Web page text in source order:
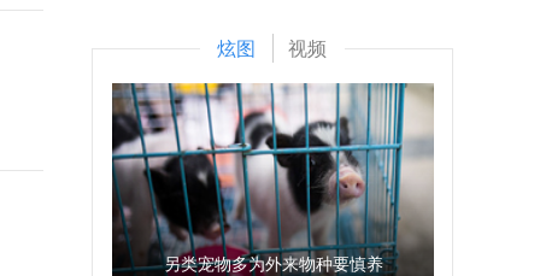
炫图 视频
另类宠物多为外来物种要慎养